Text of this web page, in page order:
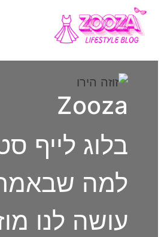
Zooza
בלוג לייף
למה
עושה לנו